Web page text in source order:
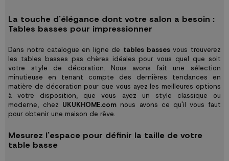
La touche d'élégance dont votre salon a besoin :
Tables basses pour impressionner
Dans notre catalogue en ligne de tables bassesvous trouverez
les tables basses pas chères idéales pour vous quel que soit
votre style de décoration. Nous avons fait une sélection
minutieuse en tenant compte des dernières tendances en
matière de décoration pour que vous ayez les meilleures options
à votre disposition, que vous ayez un style classique ou
moderne, chez UKUKHOME.comnous avons ce qu'il vous faut
pour obtenir une maison de rêve.
Mesurez l'espace pour définir la taille de votre
table basse